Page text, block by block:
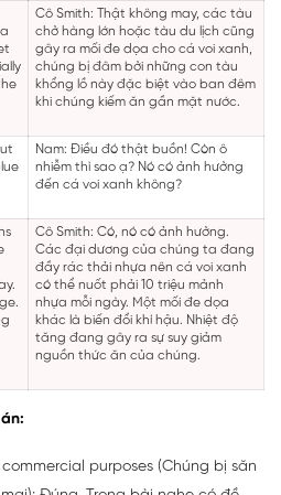
Cô Smith: Thật không may, các tàu
chở hàng lớn hoặc tàu du lịch cũng
gây ra mối đe dọa cho cá voi xanh,
chúng bị đâm bởi những con tàu
khổng lồ này đặc biệt vào ban đêm
khi chúng kiếm ăn gần mặt nước.
Nam: Điều đó thật buồn! Còn ô
nhiễm thì sao ạ? Nó có ảnh hưởng
đến cá voi xanh không?
Cô Smith: Có, nó có ảnh hưởng.
Các đại dương của chúng ta đang
đầy rác thải nhựa nên cá voi xanh
có thể nuốt phải 10 triệu mảnh
nhựa mỗi ngày. Một mối đe dọa
khác là biến đổi khí hậu. Nhiệt độ
tăng đang gây ra sự suy giảm
nguồn thức ăn của chúng.
purposes (Chúng bị săn